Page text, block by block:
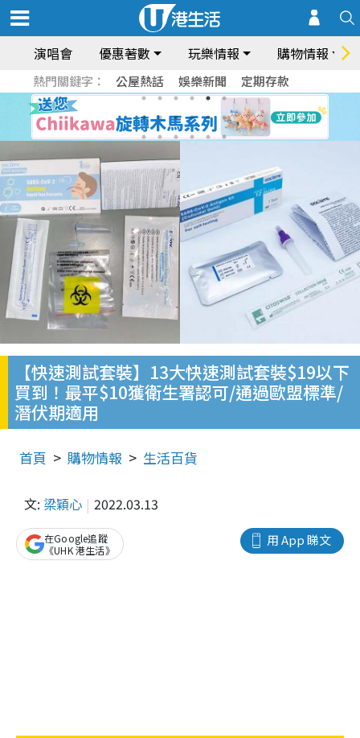
演唱會 優惠著數 玩樂情報 購物情報
熱門關鍵字： 公屋熱話 娛樂新聞 定期存款
【快速測試套裝】13大快速測試套裝$19以下
買到！最平$10獲衛生署認可/通過歐盟標準/
潛伏期適用
首頁 購物情報 生活百貨
文: 梁穎心 2022.03.13
用 App 睇文
在Google追蹤
《UHK 港生活》